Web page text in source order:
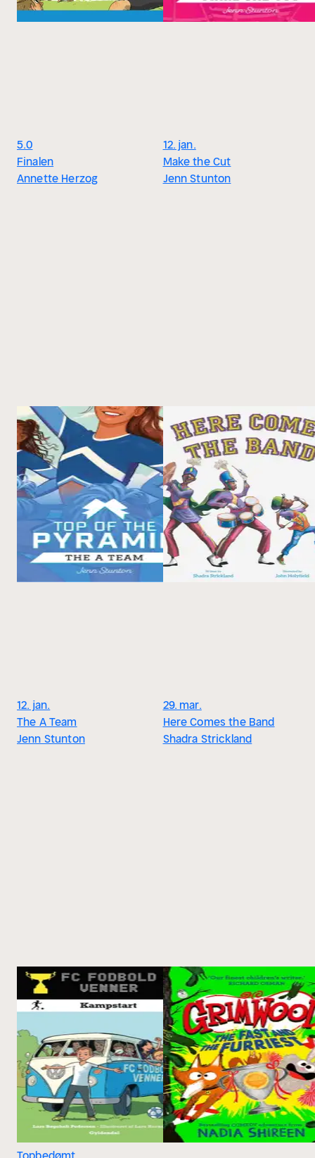
5.0
Finalen
Annette Herzog
12. jan.
Make the Cut
Jenn Stunton
12. jan.
The A Team
Jenn Stunton
29. mar.
Here Comes the Band
Shadra Strickland
Topbedømt